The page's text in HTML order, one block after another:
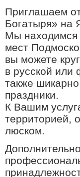
Приглашаем
Богатыря» на
Мы находимся
мест
вы можете
в русской или
также
праздники.
К Вашим
территорией,
люском.